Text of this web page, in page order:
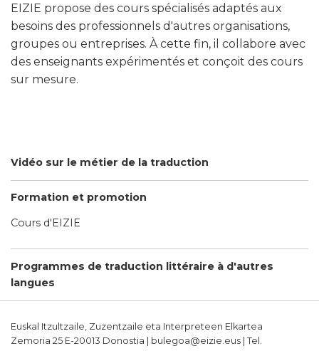
Vidéo sur le métier de la traduction
Formation et promotion
Cours d'EIZIE
Programmes de traduction littéraire à d'autres
langues
EIZIE propose des cours spécialisés adaptés aux
besoins des professionnels d'autres organisations,
groupes ou entreprises. À cette fin, il collabore avec
des enseignants expérimentés et conçoit des cours
sur mesure.
Euskal Itzultzaile, Zuzentzaile eta Interpreteen Elkartea
Zemoria 25 E-20013 Donostia | bulegoa@eizie.eus | Tel.